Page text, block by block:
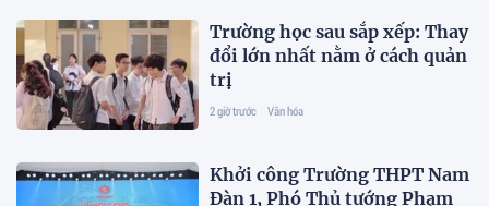
Trường học sau sắp xếp: Thay
đổi lớn nhất nằm ở cách quản
trị
2 giờ trước Văn hóa
Khởi công Trường THPT Nam
Đàn 1, Phó Thủ tướng Phạm